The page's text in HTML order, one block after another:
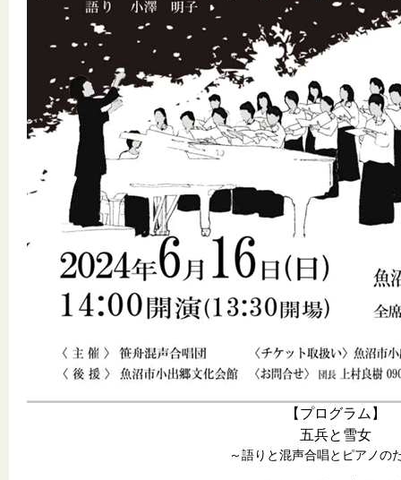
【プログラム】
五兵と雪女
～語りと混声合唱とピアノの